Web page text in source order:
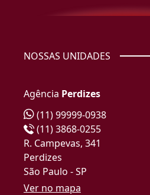
NOSSAS UNIDADES
Agência Perdizes
(11) 99999-0938
(11) 3868-0255
R. Campevas, 341
Perdizes
São Paulo - SP
Ver no mapa